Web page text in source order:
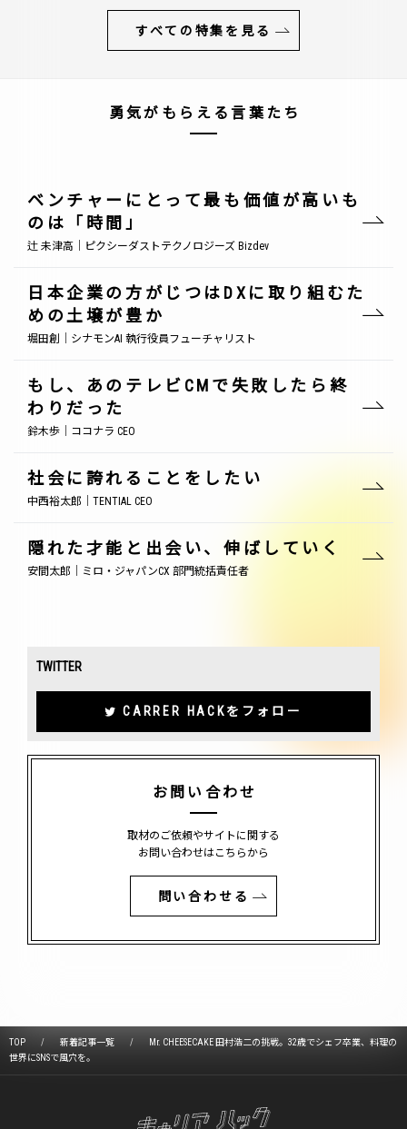
すべての特集を見る
勇気がもらえる言葉たち
ベンチャーにとって最も価値が高いも
のは「時間」
辻 未津高｜ピクシーダストテクノロジーズ Bizdev
日本企業の方がじつはDXに取り組むた
めの土壌が豊か
堀田創｜シナモンAI 執行役員フューチャリスト
もし、あのテレビCMで失敗したら終
わりだった
鈴木歩｜ココナラ CEO
社会に誇れることをしたい
中西裕太郎｜TENTIAL CEO
隠れた才能と出会い、伸ばしていく
安間太郎｜ミロ・ジャパンCX 部門統括責任者
TWITTER
CARRER HACKをフォロー
お問い合わせ
取材のご依頼やサイトに関する
お問い合わせはこちらから
問い合わせる
TOP 新着記事一覧
Mr. CHEESECAKE 田村浩二の挑戦。32歳でシェフ卒業、料理の
世界にSNSで風穴を。